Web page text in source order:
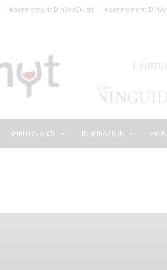
Abonnement DinVinGuide Abonnement
SPIRITUS & ØL INSPIRATION